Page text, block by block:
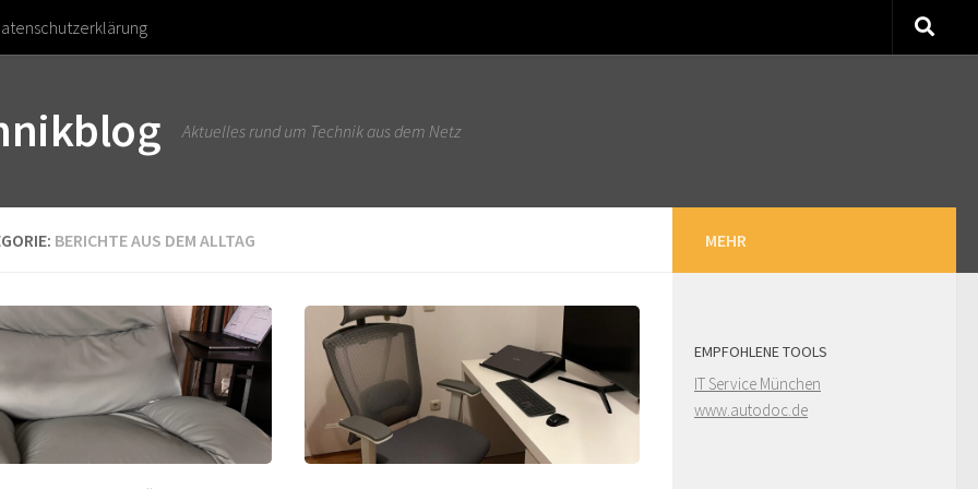
Aktuelles rund um Technik aus dem Netz
BERICHTE AUS DEM ALLTAG MEHR
EMPFOHLENE TOOLS
IT Service München
www.autodoc.de